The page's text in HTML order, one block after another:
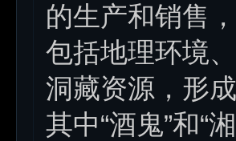
的生产和销售
包括地理环境
洞藏资源，形
其中“酒鬼”和“